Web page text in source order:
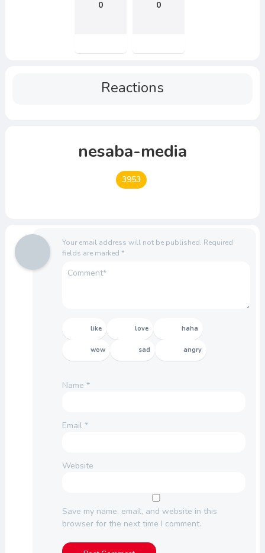
0 0
Reactions
nesaba-media
3953
Your email address will not be published. Required
fields are marked *
like love haha
wow sad angry
Name *
Email *
Website
Save my name, email, and website in this
browser for the next time I comment.